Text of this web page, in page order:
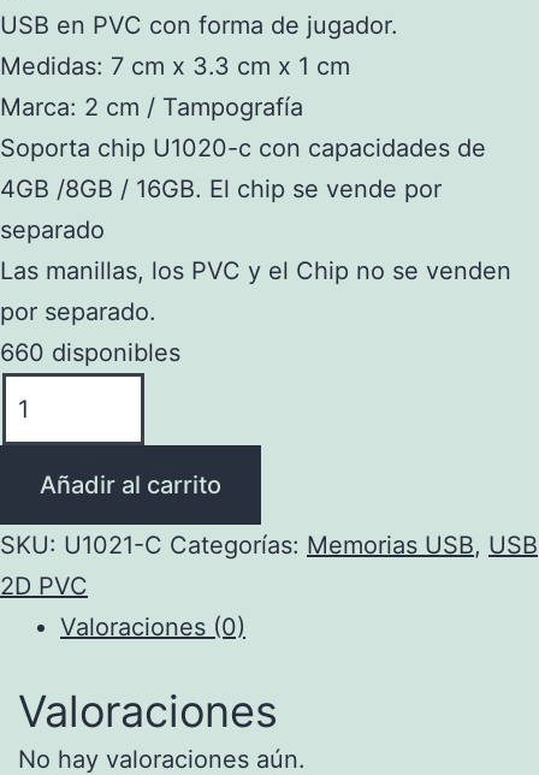
USB en PVC con forma de jugador.
Medidas: 7 cm x 3.3 cm x 1 cm
Marca: 2 cm / Tampografía
Soporta chip U1020-c con capacidades de
4GB /8GB / 16GB. El chip se vende por
separado
Las manillas, los PVC y el Chip no se venden
por separado.
660 disponibles
Memoria
Player
CHIP
U1020-
Añadir al carrito
SKU: U1021-C Categorías: Memorias USB, USB
2D PVC
Valoraciones (0)
Valoraciones
No hay valoraciones aún.